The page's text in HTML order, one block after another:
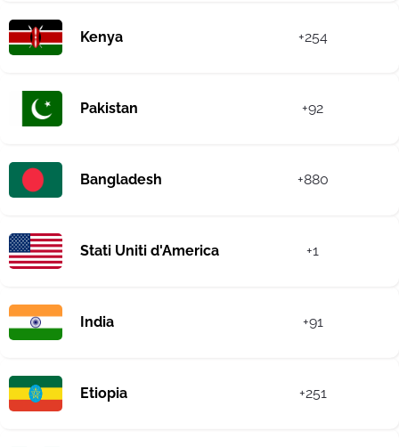
Kenya +254
Pakistan +92
Bangladesh +880
Stati Uniti d'America +1
India +91
Etiopia +251